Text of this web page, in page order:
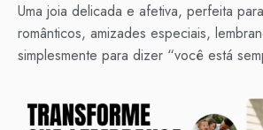
Uma joia delicada e afetiva, perfeita
românticos, amizades especiais,
simplesmente para dizer “você está